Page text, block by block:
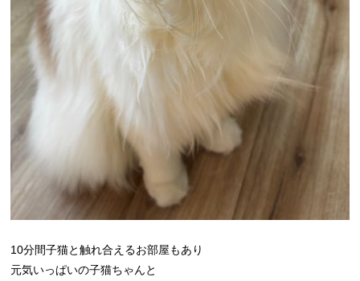
10分間子猫と触れ合えるお部屋もあり
元気いっぱいの子猫ちゃんと